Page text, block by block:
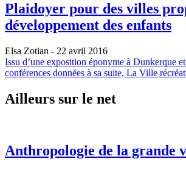
Plaidoyer pour des villes
développement des enfants
Elsa Zotian - 22 avril 2016
Issu d’une exposition éponyme à Dunkerque
conférences données à sa suite, La Ville
Ailleurs sur le net
Anthropologie de la grande